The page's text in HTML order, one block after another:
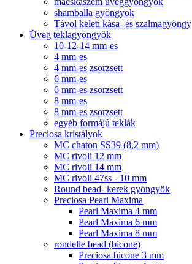
shamballa gyöngyök
Távol keleti kása- és szalmagyöngy
Üveg teklagyöngyök
10-12-14 mm-es
4 mm-es
4 mm-es zsorzsett
6 mm-es
6 mm-es zsorzsett
8 mm-es
8 mm-es zsorzsett
egyéb formájú teklák
Preciosa kristályok
MC chaton SS39 (8,2 mm)
MC rivoli 12 mm
MC rivoli 14 mm
MC rivoli 47ss - 10 mm
Round bead- kerek gyöngyök
Preciosa Pearl Maxima
Pearl Maxima 4 mm
Pearl Maxima 6 mm
Pearl Maxima 8 mm
rondelle bead (bicone)
Preciosa bicone 3 mm